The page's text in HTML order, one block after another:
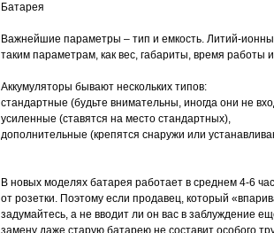
Батарея
Важнейшие параметры – тип и емкость. Литий-
таким параметрам, как вес, габариты, время работы
Аккумуляторы бывают нескольких типов:
стандартные (будьте внимательны, иногда они не
усиленные (ставятся на место стандартных),
дополнительные (крепятся снаружи или
В новых моделях батарея работает в среднем 4-6
от розетки. Поэтому если продавец, который
задумайтесь, а не вводит ли он вас в заблуждение
замену даже старую батарею не составит особого